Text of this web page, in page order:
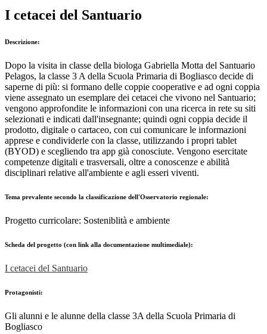
I cetacei del Santuario
Descrizione:
Dopo la visita in classe della biologa Gabriella Motta del Santuario
Pelagos, la classe 3 A della Scuola Primaria di Bogliasco decide di
saperne di più: si formano delle coppie cooperative e ad ogni coppia
viene assegnato un esemplare dei cetacei che vivono nel Santuario;
vengono approfondite le informazioni con una ricerca in rete su siti
selezionati e indicati dall'insegnante; quindi ogni coppia decide il
prodotto, digitale o cartaceo, con cui comunicare le informazioni
apprese e condividerle con la classe, utilizzando i propri tablet
(BYOD) e scegliendo tra app già conosciute. Vengono esercitate
competenze digitali e trasversali, oltre a conoscenze e abilità
disciplinari relative all'ambiente e agli esseri viventi.
Tema prevalente secondo la classificazione dell'Osservatorio regionale:
Progetto curricolare: Sosteniblità e ambiente
Scheda del progetto (con link alla documentazione multimediale):
I cetacei del Santuario
Protagonisti:
Gli alunni e le alunne della classe 3A della Scuola Primaria di
Bogliasco